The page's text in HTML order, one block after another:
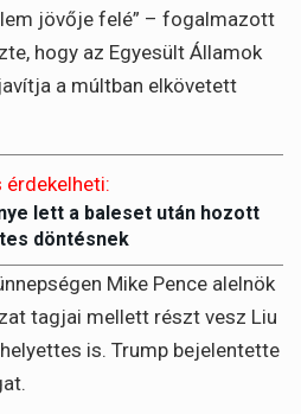
jövője felé” – fogalmazott
hogy az Egyesült Államok
a múltban elkövetett
érdekelheti:
lett a baleset után hozott
döntésnek
Mike Pence alelnök
tagjai mellett részt vesz Liu
is. Trump bejelentette